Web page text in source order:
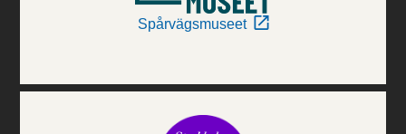
Spårvägsmuseet